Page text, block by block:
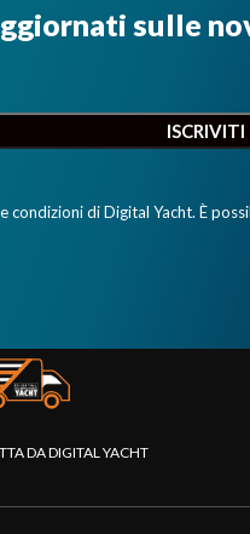
sulle
di Digital Yacht. È
DA DIGITAL YACHT